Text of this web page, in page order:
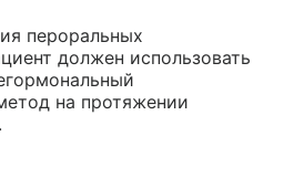
пероральных
должен использовать
на протяжении